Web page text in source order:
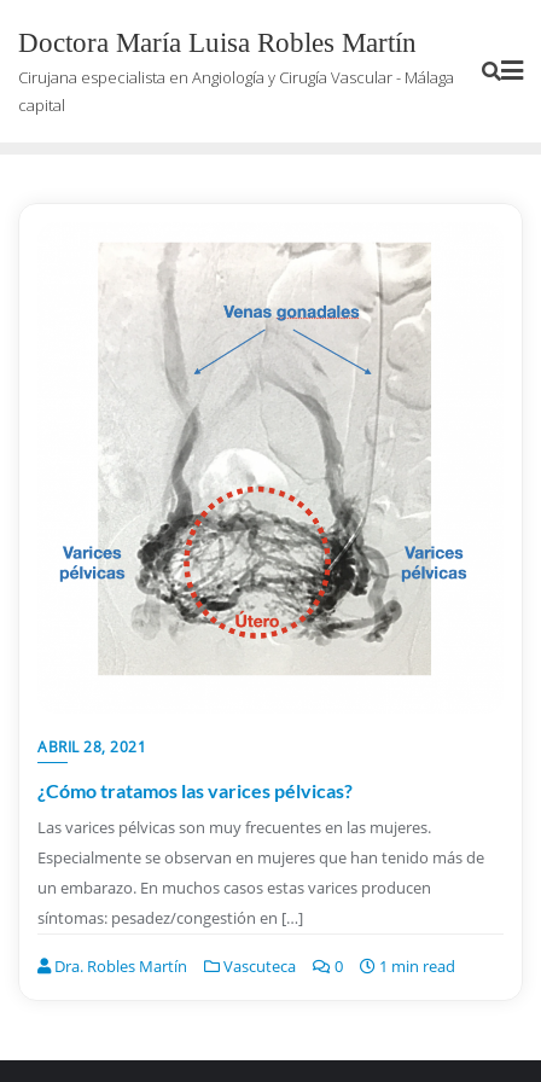
contenido
Doctora María Luisa Robles Martín
Cirujana especialista en Angiología y Cirugía Vascular - Málaga
capital
ABRIL 28, 2021
¿Cómo tratamos las varices pélvicas?
Las varices pélvicas son muy frecuentes en las mujeres.
Especialmente se observan en mujeres que han tenido más de
un embarazo. En muchos casos estas varices producen
síntomas: pesadez/congestión en […]
Dra. Robles Martín Vascuteca 0 1 min read